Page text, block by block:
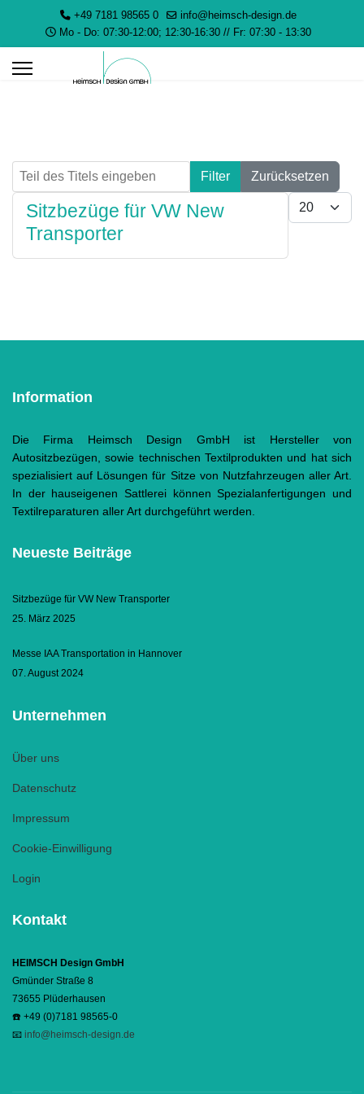
+49 7181 98565 0
info@heimsch-design.de
Mo - Do: 07:30-12:00; 12:30-16:30 // Fr: 07:30 - 13:30
Teil des Titels eingeben
Filter Zurücksetzen
Anzeige #
Sitzbezüge für VW New
Transporter
Information
Die Firma Heimsch Design GmbH ist Hersteller von
Autositzbezügen, sowie technischen Textilprodukten und hat sich
spezialisiert auf Lösungen für Sitze von Nutzfahrzeugen aller Art.
In der hauseigenen Sattlerei können Spezialanfertigungen und
Textilreparaturen aller Art durchgeführt werden.
Neueste Beiträge
Sitzbezüge für VW New Transporter
25. März 2025
Messe IAA Transportation in Hannover
07. August 2024
Unternehmen
Über uns
Datenschutz
Impressum
Cookie-Einwilligung
Login
Kontakt
HEIMSCH Design GmbH
Gmünder Straße 8
73655 Plüderhausen
☎️ +49 (0)7181 98565-0
📧 info@heimsch-design.de